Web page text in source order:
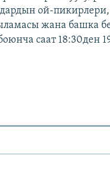
ой-
жана башка
саат 18:30ден